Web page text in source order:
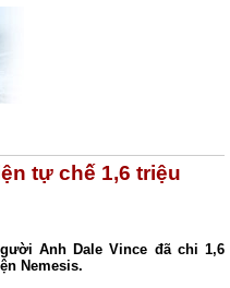
tự chế 1,6 triệu
Anh Dale Vince đã chi 1,6
Nemesis.